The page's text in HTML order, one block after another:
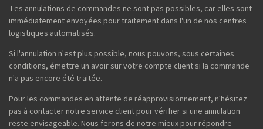
Les annulations de commandes ne sont pas possibles, car elles sont
immédiatement envoyées pour traitement dans l'un de nos centres
logistiques automatisés.
Si l'annulation n'est plus possible, nous pouvons, sous certaines
conditions, émettre un avoir sur votre compte client si la commande
n'a pas encore été traitée.
Pour les commandes en attente de réapprovisionnement, n'hésitez
pas à contacter notre service client pour vérifier si une annulation
reste envisageable. Nous ferons de notre mieux pour répondre